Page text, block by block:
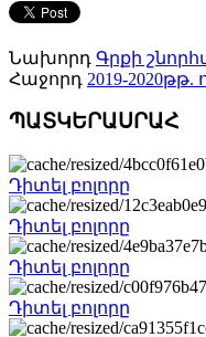
Նախորդ Գրքի
Հաջորդ 2019-
ՊԱՏԿԵՐԱՍՐԱՀ
Դիտել բոլորը
Դիտել բոլորը
Դիտել բոլորը
Դիտել բոլորը